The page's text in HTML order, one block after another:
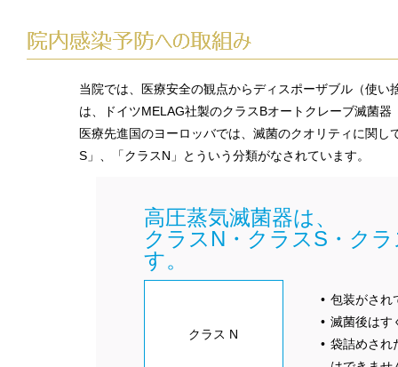
当院では、医療安全の観点からディスポーザブル（使
は、ドイツMELAG社製のクラスBオートクレーブ滅菌
医療先進国のヨーロッバでは、滅菌のクオリティに関
S」、「クラスN」とういう分類がなされています。
高圧蒸気滅菌器は、
クラスN・クラスS・ク
す。
クラス N
包装がされ
滅菌後はす
袋詰めされ